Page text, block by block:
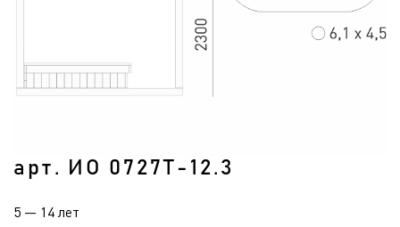
арт. ИО 0727Т-12.3
5 — 14 лет